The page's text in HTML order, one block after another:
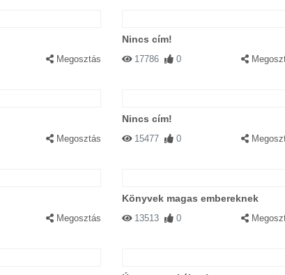
Megosztás
Nincs cím!
17786 0
Megosztás
Nincs cím!
15477 0
Megosztás
Könyvek magas embereknek
13513 0